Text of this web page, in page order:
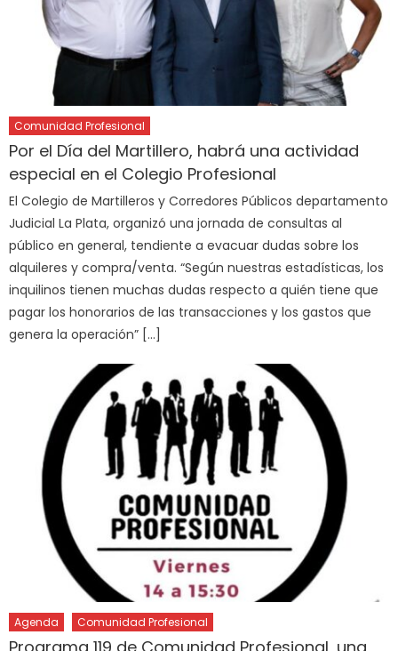
Comunidad Profesional
Por el Día del Martillero, habrá una actividad
especial en el Colegio Profesional
El Colegio de Martilleros y Corredores Públicos departamento
Judicial La Plata, organizó una jornada de consultas al
público en general, tendiente a evacuar dudas sobre los
alquileres y compra/venta. “Según nuestras estadísticas, los
inquilinos tienen muchas dudas respecto a quién tiene que
pagar los honorarios de las transacciones y los gastos que
genera la operación” […]
Agenda Comunidad Profesional